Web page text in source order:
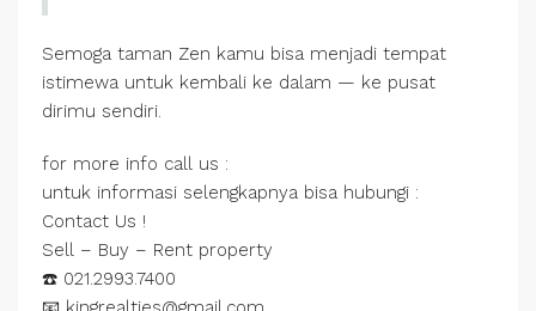
Semoga taman Zen kamu bisa menjadi tempat
istimewa untuk kembali ke dalam — ke pusat
dirimu sendiri.
for more info call us :
untuk informasi selengkapnya bisa hubungi :
Contact Us !
Sell – Buy – Rent property
☎️ 021.2993.7400